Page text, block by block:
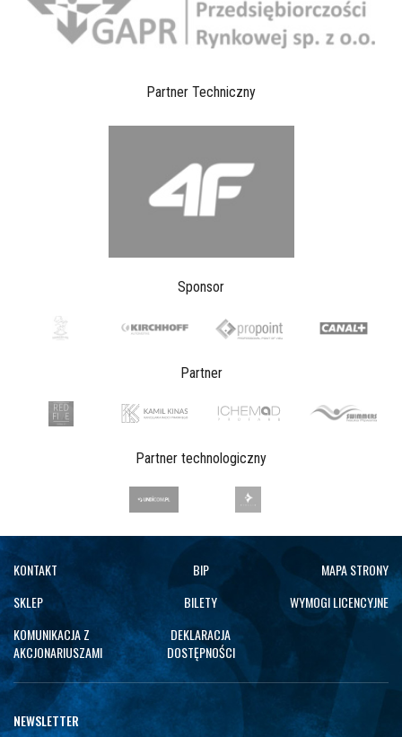
Partner Techniczny
Sponsor
Partner
Partner technologiczny
KONTAKT BIP
MAPA STRONY
SKLEP
BILETY
WYMOGI LICENCYJNE
KOMUNIKACJA Z
AKCJONARIUSZAMI
DEKLARACJA
DOSTĘPNOŚCI
NEWSLETTER